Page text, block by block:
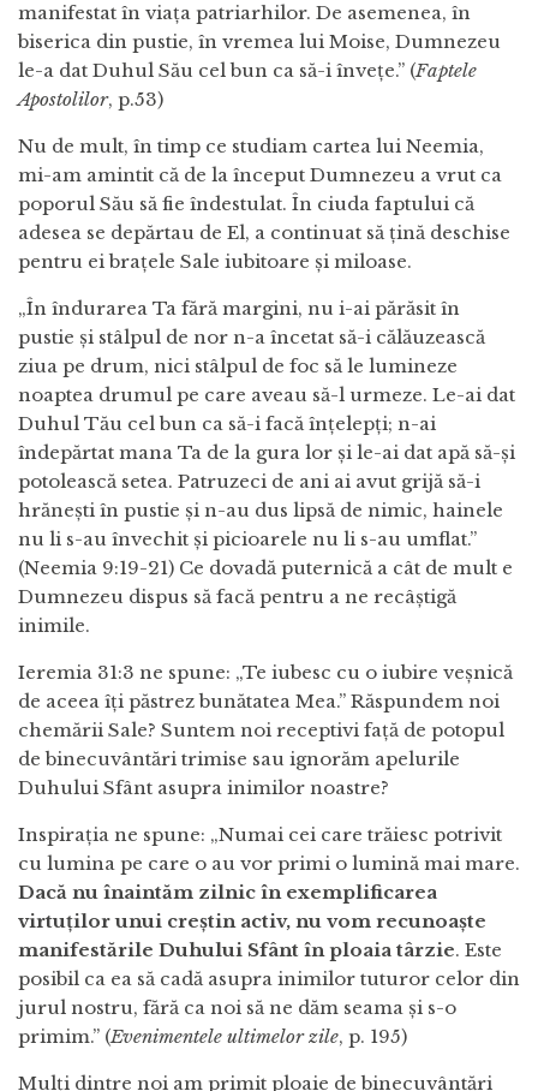
manifestat în viața patriarhilor. De asemenea, în
biserica din pustie, în vremea lui Moise, Dumnezeu
le-a dat Duhul Său cel bun ca să-i învețe.” (Faptele
Apostolilor, p.53)
Nu de mult, în timp ce studiam cartea lui Neemia,
mi-am amintit că de la început Dumnezeu a vrut ca
poporul Său să fie îndestulat. În ciuda faptului că
adesea se depărtau de El, a continuat să țină deschise
pentru ei brațele Sale iubitoare și miloase.
„În îndurarea Ta fără margini, nu i-ai părăsit în
pustie şi stâlpul de nor n-a încetat să-i călăuzească
ziua pe drum, nici stâlpul de foc să le lumineze
noaptea drumul pe care aveau să-l urmeze. Le-ai dat
Duhul Tău cel bun ca să-i facă înţelepţi; n-ai
îndepărtat mana Ta de la gura lor şi le-ai dat apă să-şi
potolească setea. Patruzeci de ani ai avut grijă să-i
hrăneşti în pustie şi n-au dus lipsă de nimic, hainele
nu li s-au învechit şi picioarele nu li s-au umflat.”
(Neemia 9:19-21) Ce dovadă puternică a cât de mult e
Dumnezeu dispus să facă pentru a ne recâștigă
inimile.
Ieremia 31:3 ne spune: „Te iubesc cu o iubire veșnică
de aceea îți păstrez bunătatea Mea.” Răspundem noi
chemării Sale? Suntem noi receptivi față de potopul
de binecuvântări trimise sau ignorăm apelurile
Duhului Sfânt asupra inimilor noastre?
Inspirația ne spune: „Numai cei care trăiesc potrivit
cu lumina pe care o au vor primi o lumină mai mare.
Dacă nu înaintăm zilnic în exemplificarea
virtuţilor unui creştin activ, nu vom recunoaşte
manifestările Duhului Sfânt în ploaia târzie. Este
posibil ca ea să cadă asupra inimilor tuturor celor din
jurul nostru, fără ca noi să ne dăm seama şi s-o
primim.” (Evenimentele ultimelor zile, p. 195)
Mulți dintre noi am primit ploaie de binecuvântări